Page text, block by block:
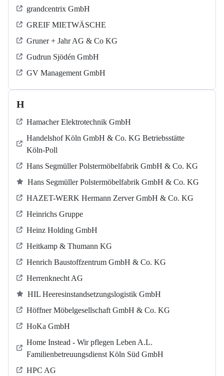
grandcentrix GmbH
GREIF MIETWÄSCHE
Gruner + Jahr AG & Co KG
Gudrun Sjödén GmbH
GV Management GmbH
H
Hamacher Elektrotechnik GmbH
Handelshof Köln GmbH & Co. KG Betriebsstätte
Köln-Poll
Hans Segmüller Polstermöbelfabrik GmbH & Co. KG
Hans Segmüller Polstermöbelfabrik GmbH & Co. KG
HAZET-WERK Hermann Zerver GmbH & Co. KG
Heinrichs Gruppe
Heinz Holding GmbH
Heitkamp & Thumann KG
Henrich Baustoffzentrum GmbH & Co. KG
Herrenknecht AG
HIL Heeresinstandsetzungslogistik GmbH
Höffner Möbelgesellschaft GmbH & Co. KG
HoKa GmbH
Home Instead - Wir pflegen Leben A.L.
Familienbetreuungsdienst Köln Süd GmbH
HPC AG